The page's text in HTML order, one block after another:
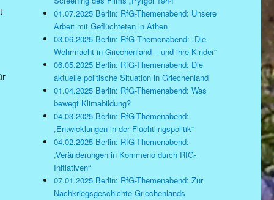
01.07.2025 Berlin: RfG-Themenabend: Unsere
Arbeit mit Geflüchteten in Athen
03.06.2025 Berlin: RfG Themenabend: „Die
Wehrmacht in Griechenland – und ihre Kinder“
06.05.2025 Berlin: RfG-Themenabend: Die
aktuelle politische Situation in Griechenland
01.04.2025 Berlin: RfG-Themenabend: Was
bewegt Klimabildung?
04.03.2025 Berlin: RfG-Themenabend:
„Entwicklungen in der Flüchtlingspolitik“
04.02.2025 Berlin: RfG-Themenabend:
„Veränderungen in Kommeno durch RfG-
Initiativen“
07.01.2025 Berlin: RfG-Themenabend: Zur
Nachkriegsgeschichte Griechenlands